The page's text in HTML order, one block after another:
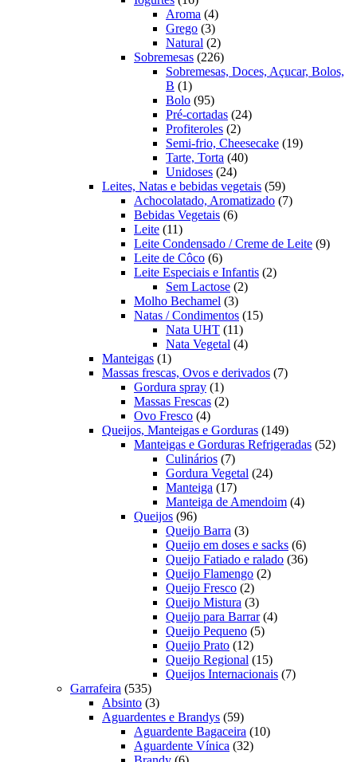
produtos
Aroma 44
produtos
Grego 33
produtos
Natural 22
produtos
Sobremesas 226226
produtos
Sobremesas, Doces, Açucar, Bolos,
B
11
produto
Bolo 9595
produtos
Pré-cortadas 2424
Profiteroles 22
produtos
Semi-frio, Cheesecake 1919
Tarte, Torta 4040
Unidoses 2424
produtos
Leites, Natas e bebidas vegetais 5959
produtos
Achocolatado, Aromatizado 77
Bebidas Vegetais 66
Leite 1111
produtos
Leite Condensado / Creme de Leite 99
Leite de Côco 66
produtos
Leite Especiais e Infantis 22
Sem Lactose 22
Molho Bechamel 33
produtos
Natas / Condimentos 1515
Nata UHT 1111
produtos
Nata Vegetal 44
Manteigas 11
produto
Massas frescas, Ovos e derivados 77
Gordura spray 11
produto
Massas Frescas 22
Ovo Fresco 44
produtos
Queijos, Manteigas e Gorduras 149149
produtos
Manteigas e Gorduras Refrigeradas 5252
Culinários 77
produtos
Gordura Vegetal 2424
Manteiga 1717
produtos
Manteiga de Amendoim 44
Queijos 9696
produtos
Queijo Barra 33
produtos
Queijo em doses e sacks 66
produtos
Queijo Fatiado e ralado 3636
Queijo Flamengo 22
Queijo Fresco 22
produtos
Queijo Mistura 33
produtos
Queijo para Barrar 44
Queijo Pequeno 55
Queijo Prato 1212
produtos
Queijo Regional 1515
produtos
Queijos Internacionais 77
Garrafeira 535535
produtos
Absinto 33
produtos
Aguardentes e Brandys 5959
produtos
Aguardente Bagaceira 1010
Aguardente Vínica 3232